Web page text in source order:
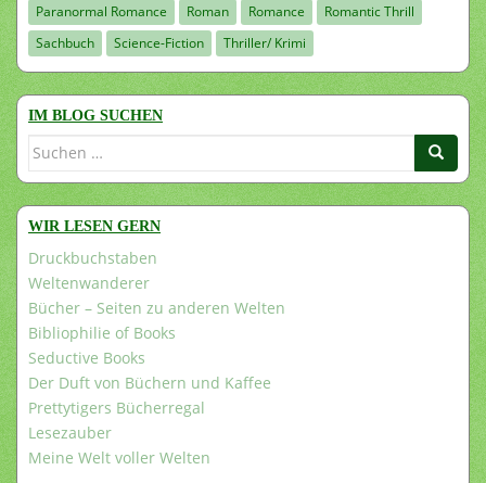
Paranormal Romance
Roman Romance
Romantic Thrill
Sachbuch
Science-Fiction Thriller/ Krimi
IM BLOG SUCHEN
Suchen
WIR LESEN GERN
Druckbuchstaben
Weltenwanderer
Bücher – Seiten zu anderen Welten
Bibliophilie of Books
Seductive Books
Der Duft von Büchern und Kaffee
Prettytigers Bücherregal
Lesezauber
Meine Welt voller Welten